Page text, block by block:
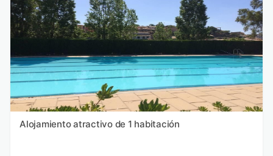
Alojamiento atractivo de 1 habitación